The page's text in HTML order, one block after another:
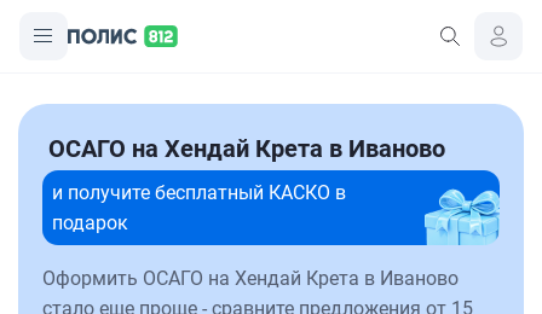
ОСАГО на Хендай Крета в Иваново
и получите бесплатный КАСКО в
подарок
Оформить ОСАГО на Хендай Крета в Иваново
стало еще проще - сравните предложения от 15